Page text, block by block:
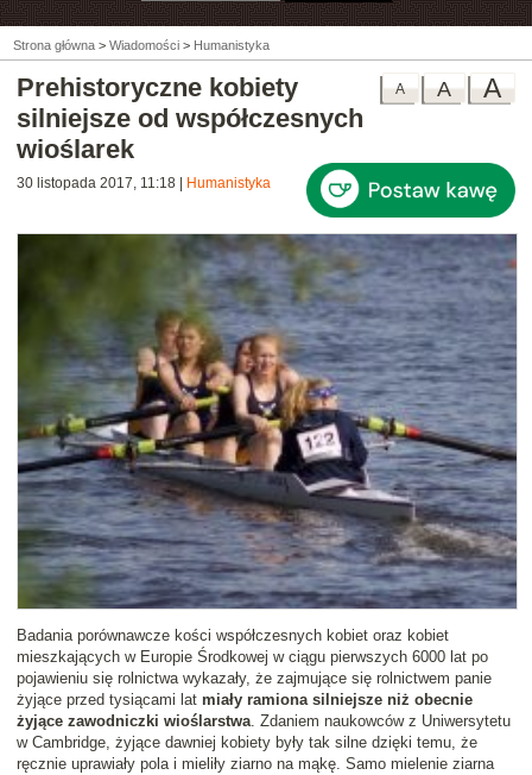
Strona główna > Wiadomości > Humanistyka
A
A
A
Prehistoryczne kobiety
silniejsze od współczesnych
wioślarek
30 listopada 2017, 11:18 Humanistyka
Badania porównawcze kości współczesnych kobiet oraz kobiet
mieszkających w Europie Środkowej w ciągu pierwszych 6000 lat po
pojawieniu się rolnictwa wykazały, że zajmujące się rolnictwem panie
żyjące przed tysiącami lat miały ramiona silniejsze niż obecnie
żyjące zawodniczki wioślarstwa. Zdaniem naukowców z Uniwersytetu
w Cambridge, żyjące dawniej kobiety były tak silne dzięki temu, że
ręcznie uprawiały pola i mieliły ziarno na mąkę. Samo mielenie ziarna